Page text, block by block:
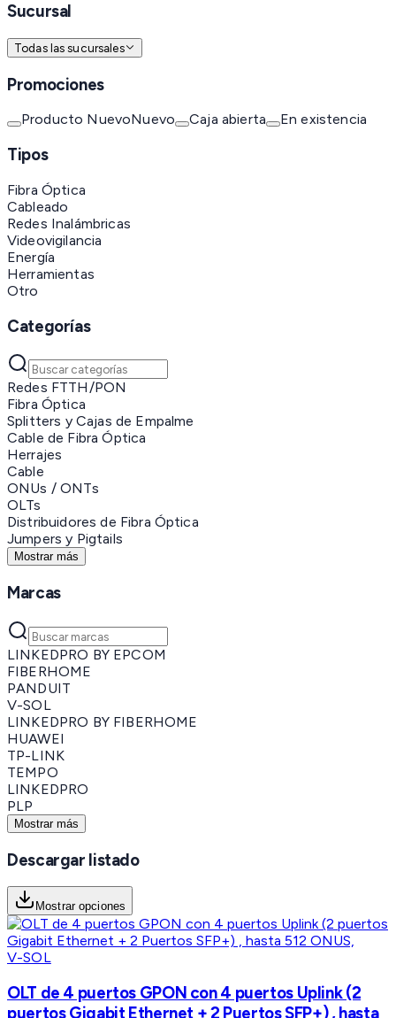
Sucursal
Todas las sucursales
Promociones
Producto NuevoNuevo Caja abierta En existencia
Tipos
Fibra Óptica
Cableado
Redes Inalámbricas
Videovigilancia
Energía
Herramientas
Otro
Categorías
Redes FTTH/PON
Fibra Óptica
Splitters y Cajas de Empalme
Cable de Fibra Óptica
Herrajes
Cable
ONUs / ONTs
OLTs
Distribuidores de Fibra Óptica
Jumpers y Pigtails
Mostrar más
Marcas
LINKEDPRO BY EPCOM
FIBERHOME
PANDUIT
V-SOL
LINKEDPRO BY FIBERHOME
HUAWEI
TP-LINK
TEMPO
LINKEDPRO
PLP
Mostrar más
Descargar listado
Mostrar opciones
V-SOL
OLT de 4 puertos GPON con 4 puertos Uplink (2
puertos Gigabit Ethernet + 2 Puertos SFP+) , hasta